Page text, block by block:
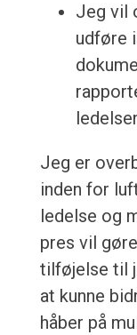
Jeg vil
udføre
Jeg er
inden for
ledelse og
pres vil
tilføjelse til
at kunne
håber på